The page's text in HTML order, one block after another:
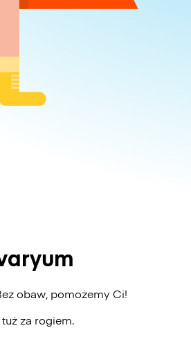
obaw, pomożemy Ci!
tuż za rogiem.